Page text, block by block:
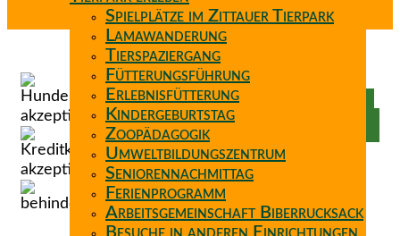
Spielplätze im Zittauer Tierpark
Lamawanderung
Tierspaziergang
Fütterungsführung
Erlebnisfütterung
Kindergeburtstag
Zoopädagogik
Umweltbildungszentrum
Seniorennachmittag
Ferienprogramm
Arbeitsgemeinschaft Biberrucksack
Besuche in anderen Einrichtungen